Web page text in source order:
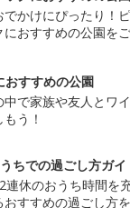
でかけにぴったり！
におすすめの公園を
おすすめの公園
中で家族や友人とワ
う！
ちでの過ごし方ガイ
連休のおうち時間を
おすすめの過ごし方